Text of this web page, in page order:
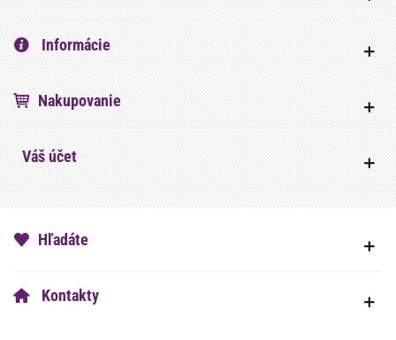
Informácie
Nakupovanie
Váš účet
Hľadáte
Kontakty